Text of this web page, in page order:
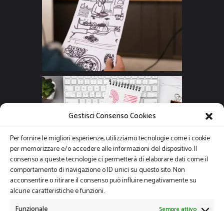
Gestisci Consenso Cookies
Per fornire le migliori esperienze, utilizziamo tecnologie come i cookie
per memorizzare e/o accedere alle informazioni del dispositivo. Il
consenso a queste tecnologie ci permetterà di elaborare dati come il
comportamento di navigazione o ID unici su questo sito. Non
acconsentire o ritirare il consenso può influire negativamente su
alcune caratteristiche e funzioni.